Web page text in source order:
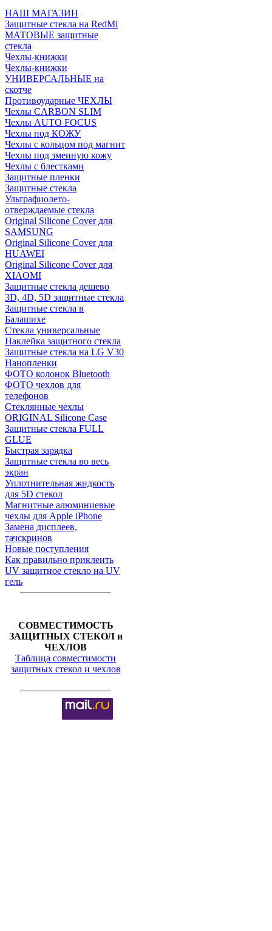
НАШ МАГАЗИН
Защитные стекла на RedMi
МАТОВЫЕ защитные
стекла
Чехлы-книжки
Чехлы-книжки
УНИВЕРСАЛЬНЫЕ на
скотче
Противоударные ЧЕХЛЫ
Чехлы CARBON SLIM
Чехлы AUTO FOCUS
Чехлы под КОЖУ
Чехлы с кольцом под магнит
Чехлы под змеиную кожу
Чехлы с блестками
Защитные пленки
Защитные стекла
Ультрафиолето-
отверждаемые стекла
Original Silicone Cover для
SAMSUNG
Original Silicone Cover для
HUAWEI
Original Silicone Cover для
XIAOMI
Защитные стекла дешево
3D, 4D, 5D защитные стекла
Защитные стекла в
Балашихе
Стекла универсальные
Наклейка защитного стекла
Защитные стекла на LG V30
Нанопленки
ФОТО колонок Bluetooth
ФOTO чехлов для
телефонов
Стеклянные чехлы
ORIGINAL Silicone Case
Защитные стекла FULL
GLUE
Быстрая зарядка
Защитные стекла во весь
экран
Уплотнительная жидкость
для 5D стекол
Магнитные алюминиевые
чехлы для Apple iPhone
Замена дисплеев,
тачскринов
Новые поступления
Как правильно приклеить
UV защитное стекло на UV
гель
СОВМЕСТИМОСТЬ
ЗАЩИТНЫХ СТЕКОЛ и
ЧЕХЛОВ
Таблица совместимости
защитных стекол и чехлов